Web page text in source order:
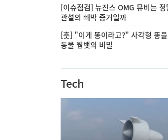
[이슈점검] 뉴진스 OMG 뮤비는 정
관설의 빼박 증거일까
[훗] "이게 똥이라고?" 사각형 똥
동물 웜뱃의 비밀
Tech